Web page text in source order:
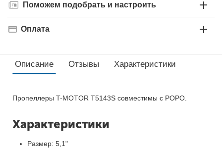
Поможем подобрать и настроить
Оплата
Описание Отзывы Характеристики
Пропеллеры T-MOTOR T5143S совместимы с POPO.
Характеристики
Размер: 5,1"